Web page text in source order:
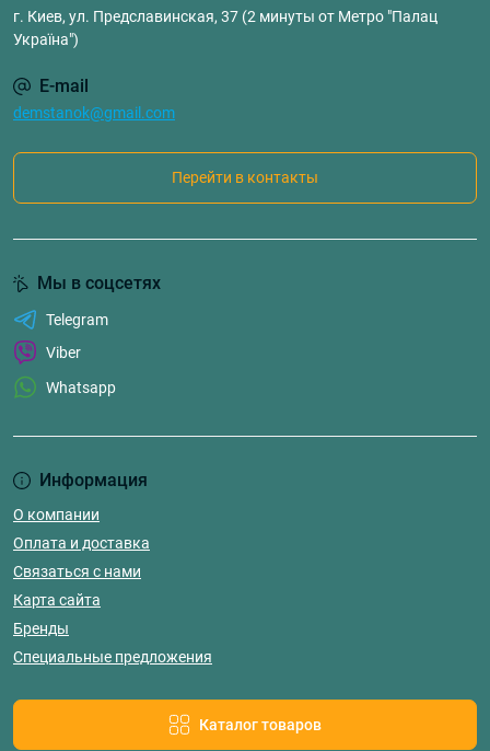
г. Киев, ул. Предславинская, 37 (2 минуты от Метро "Палац
Україна")
E-mail
demstanok@gmail.com
Перейти в контакты
Информация
О компании
Оплата и доставка
Связаться с нами
Карта сайта
Бренды
Специальные предложения
Каталог товаров
Мы в соцсетях
Telegram
Viber
Whatsapp